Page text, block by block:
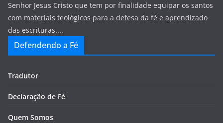
Senhor Jesus Cristo que tem por finalidade equipar os santos
com materiais teológicos para a defesa da fé e aprendizado
das escrituras....
Defendendo a Fé
Tradutor
Declaração de Fé
Quem Somos